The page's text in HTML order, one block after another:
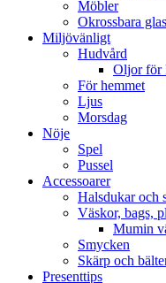
Möbler
Okrossbara glas
Miljövänligt
Hudvård
Oljor för
För hemmet
Ljus
Morsdag
Nöje
Spel
Pussel
Accessoarer
Halsdukar och
Väskor, bags,
Mumin
Smycken
Skärp och
Presenttips